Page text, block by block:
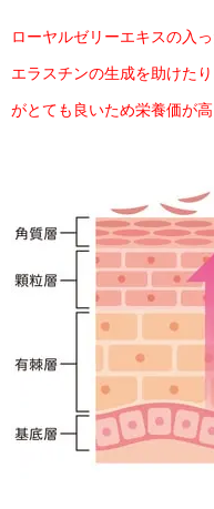
ローヤルゼリーエキスの入
エラスチンの生成を助けた
がとても良いため栄養価が